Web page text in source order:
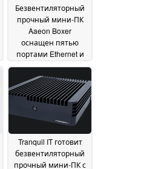
Безвентиляторный
прочный мини-ПК
Aaeon Boxer
оснащен пятью
портами Ethernet и
до 96 ГБ памяти по
премиальной цене
26 October 2025
Tranquil IT готовит
безвентиляторный
прочный мини-ПК с